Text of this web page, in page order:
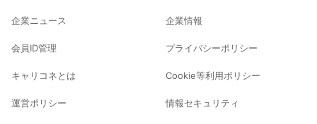
企業ニュース
会員ID管理
キャリコネとは
運営ポリシー
企業情報
プライバシーポリシー
Cookie等利用ポリシー
情報セキュリティ